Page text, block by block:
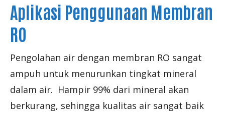
Aplikasi Penggunaan Membran
RO
Pengolahan air dengan membran RO sangat
ampuh untuk menurunkan tingkat mineral
dalam air. Hampir 99% dari mineral akan
berkurang, sehingga kualitas air sangat baik